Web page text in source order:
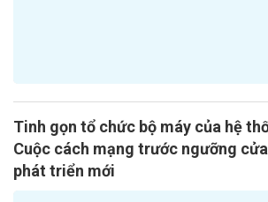
Tinh gọn tổ chức bộ máy của hệ
Cuộc cách mạng trước ngưỡng
phát triển mới